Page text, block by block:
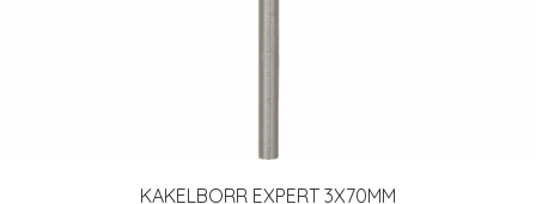
KAKELBORR EXPERT 3X70MM